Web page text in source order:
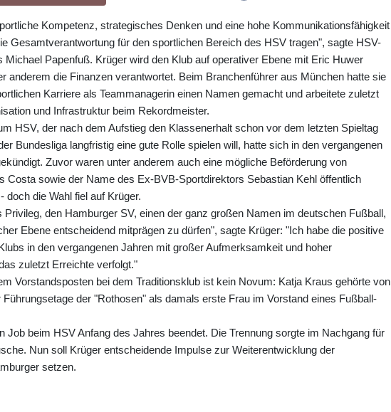
Kompetenz, strategisches Denken und eine hohe Kommunikationsfähigkeit
Gesamtverantwortung für den sportlichen Bereich des HSV tragen", sagte HSV-
Michael Papenfuß. Krüger wird den Klub auf operativer Ebene mit Eric Huwer
anderem die Finanzen verantwortet. Beim Branchenführer aus München hatte sie
Karriere als Teammanagerin einen Namen gemacht und arbeitete zuletzt
und Infrastruktur beim Rekordmeister.
HSV, der nach dem Aufstieg den Klassenerhalt schon vor dem letzten Spieltag
Bundesliga langfristig eine gute Rolle spielen will, hatte sich in den vergangenen
Zuvor waren unter anderem auch eine mögliche Beförderung von
Costa sowie der Name des Ex-BVB-Sportdirektors Sebastian Kehl öffentlich
doch die Wahl fiel auf Krüger.
Privileg, den Hamburger SV, einen der ganz großen Namen im deutschen Fußball,
Ebene entscheidend mitprägen zu dürfen", sagte Krüger: "Ich habe die positive
in den vergangenen Jahren mit großer Aufmerksamkeit und hoher
zuletzt Erreichte verfolgt."
Vorstandsposten bei dem Traditionsklub ist kein Novum: Katja Kraus gehörte von
Führungsetage der "Rothosen" als damals erste Frau im Vorstand eines Fußball-
Job beim HSV Anfang des Jahres beendet. Die Trennung sorgte im Nachgang für
Nun soll Krüger entscheidende Impulse zur Weiterentwicklung der
setzen.